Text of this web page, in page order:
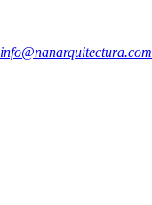
info@nanarquitectura.com